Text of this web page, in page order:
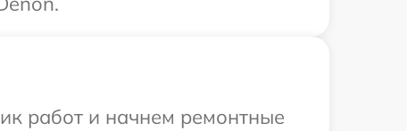
работ и начнем ремонтные